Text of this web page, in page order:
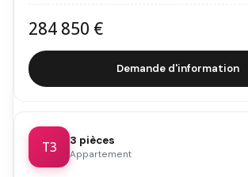
284 850 €
Demande d'information
T3 3 pièces
Appartement